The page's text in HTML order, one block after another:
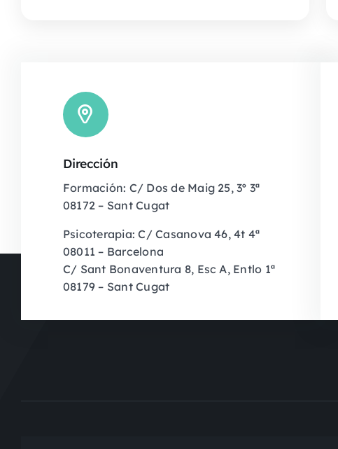
Dirección
Formación: C/ Dos de Maig 25, 3º 3ª
08172 – Sant Cugat
Psicoterapia: C/ Casanova 46, 4t 4ª
08011 – Barcelona
C/ Sant Bonaventura 8, Esc A, Entlo 1ª
08179 – Sant Cugat